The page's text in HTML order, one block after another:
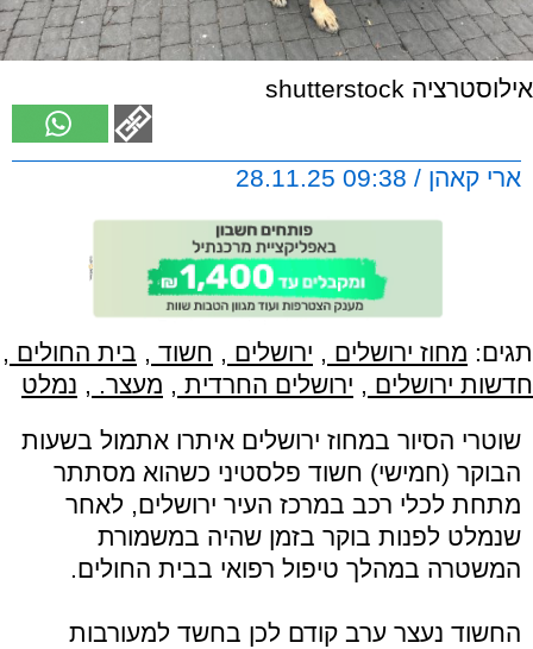
אילוסטרציה shutterstock
ארי קאהן / 09:38 28.11.25
תגים: מחוז ירושלים , ירושלים , חשוד , בית החולים ,
חדשות ירושלים , ירושלים החרדית , מעצר. , נמלט
שוטרי הסיור במחוז ירושלים איתרו אתמול בשעות
הבוקר (חמישי) חשוד פלסטיני כשהוא מסתתר
מתחת לכלי רכב במרכז העיר ירושלים, לאחר
שנמלט לפנות בוקר בזמן שהיה במשמורת
המשטרה במהלך טיפול רפואי בבית החולים.
החשוד נעצר ערב קודם לכן בחשד למעורבות